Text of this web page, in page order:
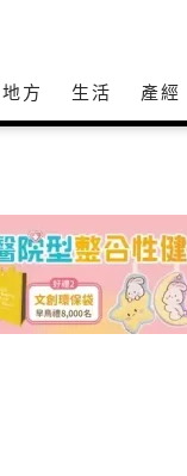
地方 生活 產經